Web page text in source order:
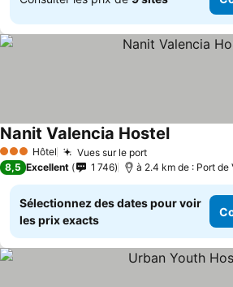
3 ÉtoilesHôtel Vues sur le port
Nanit Valencia Hostel
8,5 Excellent 1 746 à 2.4 km de : Port de
Sélectionnez des dates pour voir
les prix exacts